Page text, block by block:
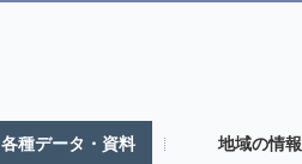
各種データ・資料 地域の情報